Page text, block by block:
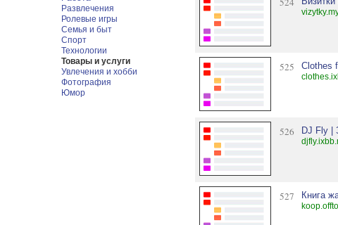
Развлечения
Ролевые игры
Семья и быт
Спорт
Технологии
Товары и услуги
Увлечения и хобби
Фотография
Юмор
525 Clothes
526 DJ Fly |
527 Книга